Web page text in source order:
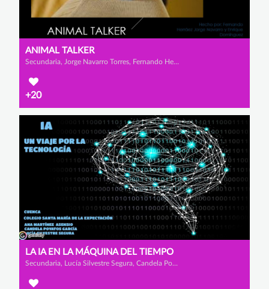
ANIMAL TALKER
Secundaria, Jorge Navarro Torres, Fernando Herraez Escalona y Enrique Dominguez Valencia
+20
LA IA EN LA MÁQUINA DEL TIEMPO
Secundaria, Lucía Silvestre Segura, Candela Poyatos García y Ana Martínez Asensio